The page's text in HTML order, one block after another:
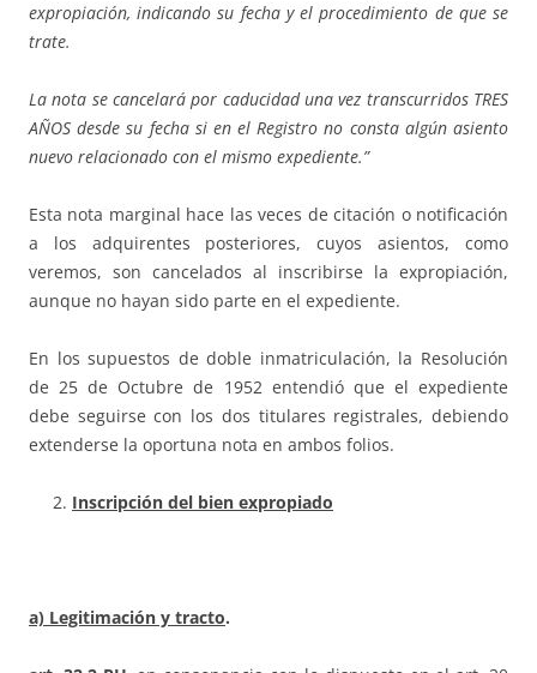
expropiación, indicando su fecha y el procedimiento de que se
trate.
La nota se cancelará por caducidad una vez transcurridos TRES
AÑOS desde su fecha si en el Registro no consta algún asiento
nuevo relacionado con el mismo expediente.”
Esta nota marginal hace las veces de citación o notificación
a los adquirentes posteriores, cuyos asientos, como
veremos, son cancelados al inscribirse la expropiación,
aunque no hayan sido parte en el expediente.
En los supuestos de doble inmatriculación, la Resolución
de 25 de Octubre de 1952 entendió que el expediente
debe seguirse con los dos titulares registrales, debiendo
extenderse la oportuna nota en ambos folios.
Inscripción del bien expropiado
a) Legitimación y tracto.